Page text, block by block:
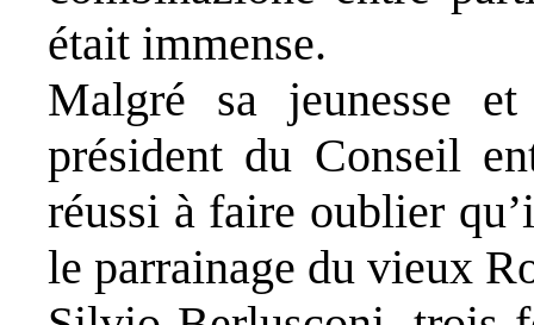
était immense.
Malgré sa jeunesse
président du Conseil
réussi à faire oublier
le parrainage du vieux